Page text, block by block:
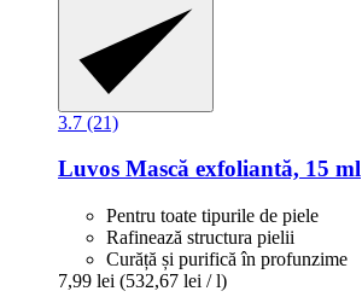
3.7 (21)
Luvos Mască exfoliantă, 15 ml
Pentru toate tipurile de piele
Rafinează structura pielii
Curăță și purifică în profunzime
7,99 lei (532,67 lei / l)